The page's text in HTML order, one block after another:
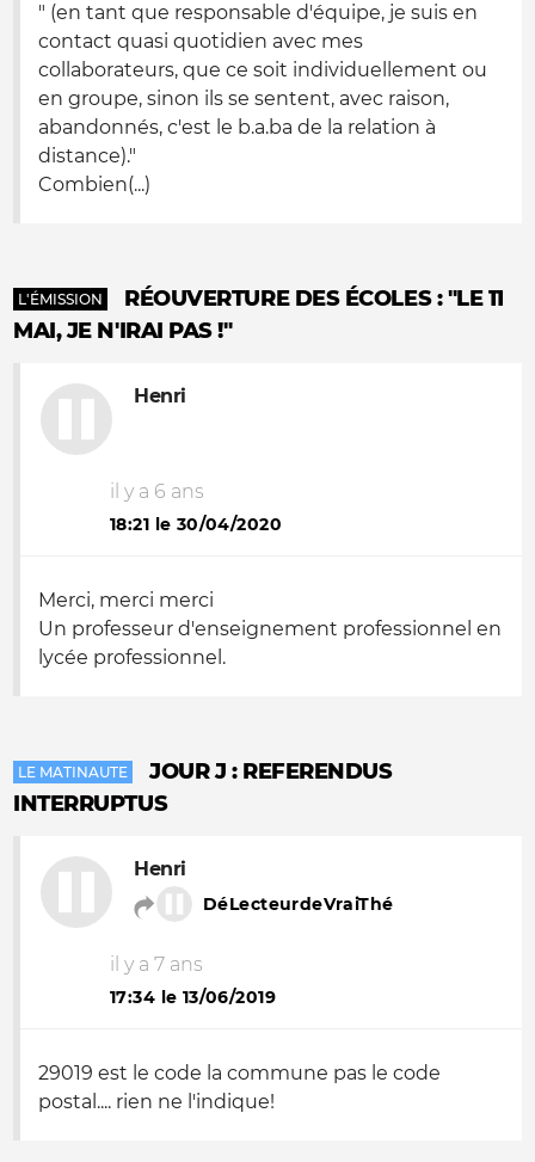
" (en tant que responsable d'équipe, je suis en
contact quasi quotidien avec mes
collaborateurs, que ce soit individuellement ou
en groupe, sinon ils se sentent, avec raison,
abandonnés, c'est le b.a.ba de la relation à
distance)."
Combien(...)
L'ÉMISSION
RÉOUVERTURE DES ÉCOLES : "LE 11
MAI, JE N'IRAI PAS !"
Henri
il y a 6 ans
18:21 le 30/04/2020
Merci, merci merci
Un professeur d'enseignement professionnel en
lycée professionnel.
LE MATINAUTE
JOUR J : REFERENDUS
INTERRUPTUS
Henri
DéLecteurdeVraiThé
il y a 7 ans
17:34 le 13/06/2019
29019 est le code la commune pas le code
postal.... rien ne l'indique!